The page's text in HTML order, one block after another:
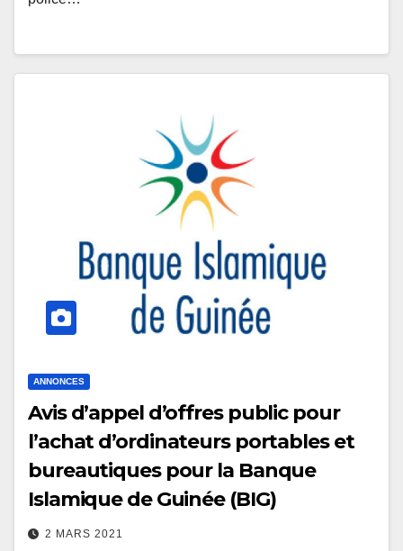
ANNONCES
Avis d’appel d’offres public pour
l’achat d’ordinateurs portables et
bureautiques pour la Banque
Islamique de Guinée (BIG)
2 MARS 2021